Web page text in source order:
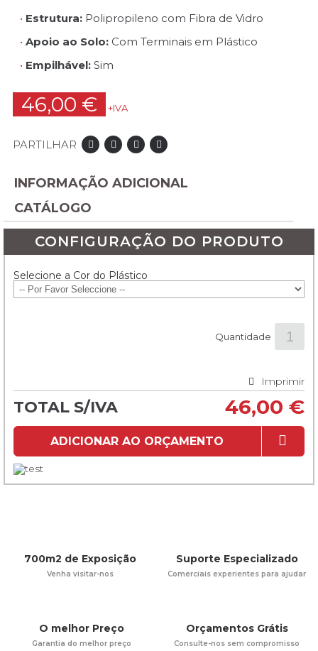
Estrutura: Polipropileno com Fibra de Vidro
Apoio ao Solo: Com Terminais em Plástico
Empilhável: Sim
46,00 € +IVA
PARTILHAR
INFORMAÇÃO ADICIONAL
CATÁLOGO
CONFIGURAÇÃO DO PRODUTO
Selecione a Cor do Plástico
Imprimir
TOTAL S/IVA 46,00 €
Quantidade
ADICIONAR AO ORÇAMENTO
700m2 de Exposição
Venha visitar-nos
Suporte Especializado
Comerciais experientes para ajudar
O melhor Preço
Garantia do melhor preço
Orçamentos Grátis
Consulte-nos sem compromisso